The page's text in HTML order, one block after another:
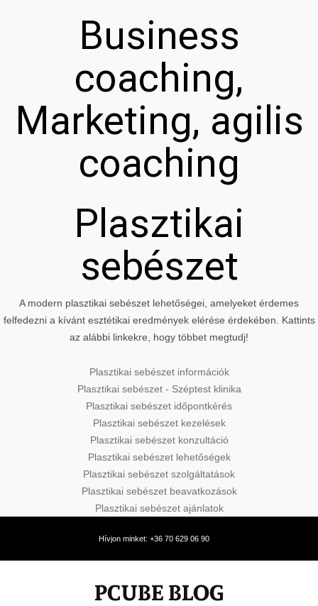
Business
coaching,
Marketing, agilis
coaching
Plasztikai
sebészet
A modern plasztikai sebészet lehetőségei, amelyeket érdemes
felfedezni a kívánt esztétikai eredmények elérése érdekében. Kattints
az alábbi linkekre, hogy többet megtudj!
Plasztikai sebészet információk
Plasztikai sebészet - Széptest klinika
Plasztikai sebészet időpontkérés
Plasztikai sebészet kezelések
Plasztikai sebészet konzultáció
Plasztikai sebészet lehetőségek
Plasztikai sebészet szolgáltatások
Plasztikai sebészet beavatkozások
Plasztikai sebészet ajánlatok
Hívjon minket: +36 70 629 06 90